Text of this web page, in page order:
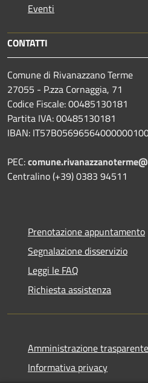
Eventi
CONTATTI
Comune di Rivanazzano Terme
27055 - P.zza Cornaggia, 71
Codice Fiscale: 00485130181
Partita IVA: 00485130181
IBAN:
PEC:
Centralino (+39) 0383 94511
Prenotazione appuntamento
Segnalazione disservizio
Leggi le FAQ
Richiesta assistenza
Amministrazione trasparente
Informativa privacy